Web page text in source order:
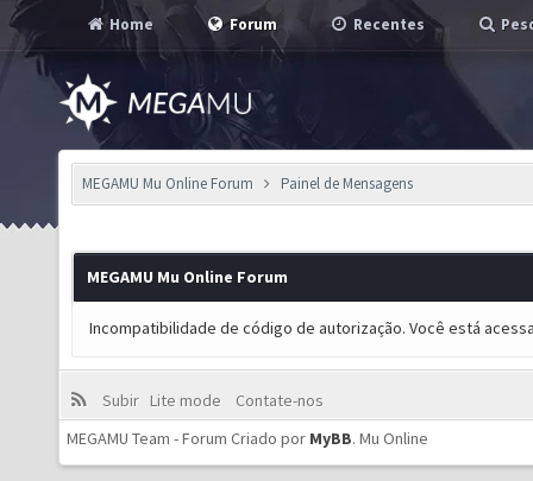
Home Forum Recentes
MEGAMU Mu Online Forum Painel de Mensagens
MEGAMU Mu Online Forum
Incompatibilidade de código de autorização. Você está
Subir Lite mode
Contate-nos
MEGAMU Team - Forum Criado por MyBB. Mu Online